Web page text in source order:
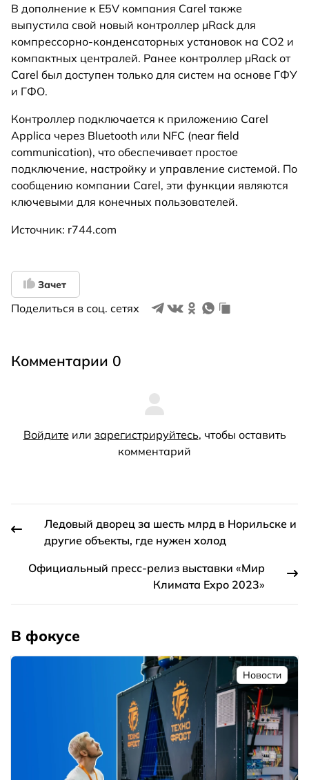
В дополнение к E5V компания Carel также
выпустила свой новый контроллер µRack для
компрессорно-конденсаторных установок на CO2 и
компактных централей. Ранее контроллер µRack от
Carel был доступен только для систем на основе ГФУ
и ГФО.
Контроллер подключается к приложению Carel
Applica через Bluetooth или NFC (near field
communication), что обеспечивает простое
подключение, настройку и управление системой. По
сообщению компании Carel, эти функции являются
ключевыми для конечных пользователей.
Источник: r744.com
Зачет
Поделиться в соц. сетях
Комментарии 0
Войдите или зарегистрируйтесь, чтобы оставить
комментарий
Ледовый дворец за шесть млрд в Норильске и
другие объекты, где нужен холод
Официальный пресс-релиз выставки «Мир
Климата Expo 2023»
В фокусе
Новости